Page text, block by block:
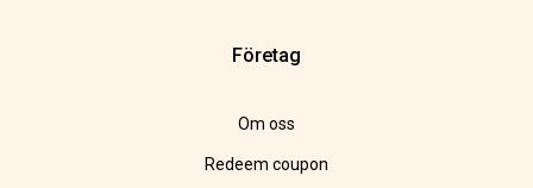
Företag
Om oss
Redeem coupon